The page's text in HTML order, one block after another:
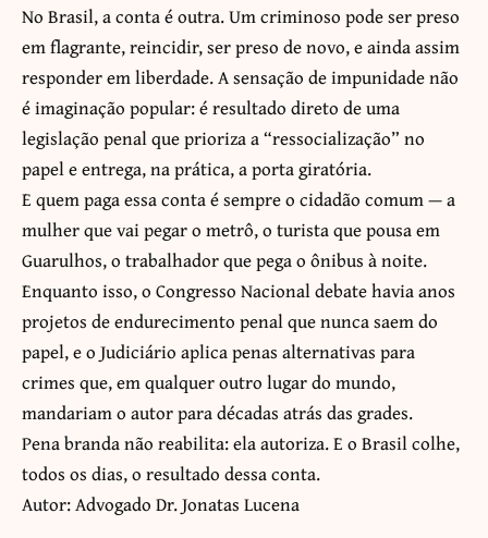
No Brasil, a conta é outra. Um criminoso pode ser preso
em flagrante, reincidir, ser preso de novo, e ainda assim
responder em liberdade. A sensação de impunidade não
é imaginação popular: é resultado direto de uma
legislação penal que prioriza a “ressocialização” no
papel e entrega, na prática, a porta giratória.
E quem paga essa conta é sempre o cidadão comum — a
mulher que vai pegar o metrô, o turista que pousa em
Guarulhos, o trabalhador que pega o ônibus à noite.
Enquanto isso, o Congresso Nacional debate havia anos
projetos de endurecimento penal que nunca saem do
papel, e o Judiciário aplica penas alternativas para
crimes que, em qualquer outro lugar do mundo,
mandariam o autor para décadas atrás das grades.
Pena branda não reabilita: ela autoriza. E o Brasil colhe,
todos os dias, o resultado dessa conta.
Autor: Advogado Dr. Jonatas Lucena